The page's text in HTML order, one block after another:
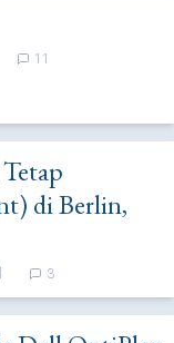
11
di Berlin,
3